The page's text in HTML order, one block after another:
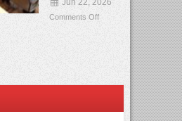
Comments Off